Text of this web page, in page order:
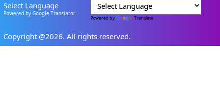
Select Language
Powered by Google Translator
Powered by Translate
Copyright @2026. All rights reserved.